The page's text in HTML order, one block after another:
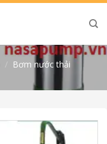
/ Bơm nước thải